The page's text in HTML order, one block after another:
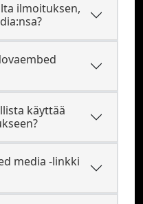
ilmoituksen,
käyttää
media -linkki